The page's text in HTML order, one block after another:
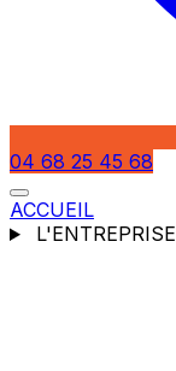
04 68 25 45 68
ACCUEIL
L'ENTREPRISE